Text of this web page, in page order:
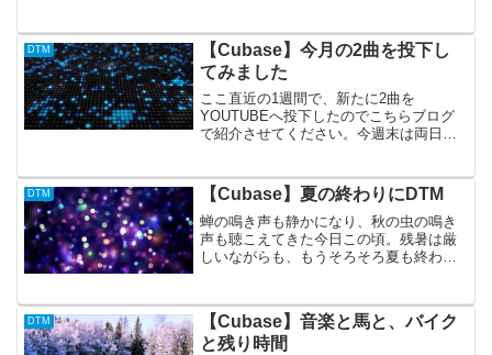
りお腹はすくもので。診察待ち時間の隙
を見て、ビッグホップ...
DTM
【Cubase】今月の2曲を投下し
てみました
ここ直近の1週間で、新たに2曲を
YOUTUBEへ投下したのでこちらブログ
で紹介させてください。今週末は両日（2
語？）でした。そろそろバイクシーズン
到来！という気持ちに...
DTM 【Cubase】夏の終わりにDTM
蝉の鳴き声も静かになり、秋の虫の鳴き
声も聴こえてきた今日この頃。残暑は厳
しいながらも、もうそろそろ夏も終わり
た曲をあげてみました。
Handumdrehen■DAW...
DTM
【Cubase】音楽と馬と、バイク
と残り時間